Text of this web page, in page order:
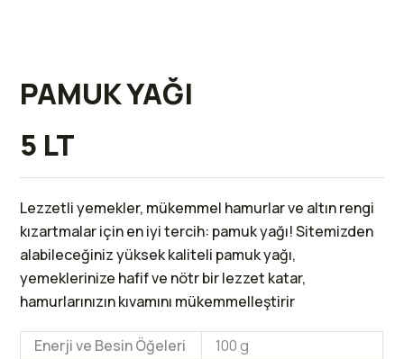
PAMUK YAĞI
5 LT
Lezzetli yemekler, mükemmel hamurlar ve altın rengi
kızartmalar için en iyi tercih: pamuk yağı! Sitemizden
alabileceğiniz yüksek kaliteli pamuk yağı,
yemeklerinize hafif ve nötr bir lezzet katar,
hamurlarınızın kıvamını mükemmelleştirir
Enerji ve Besin Öğeleri
100 g